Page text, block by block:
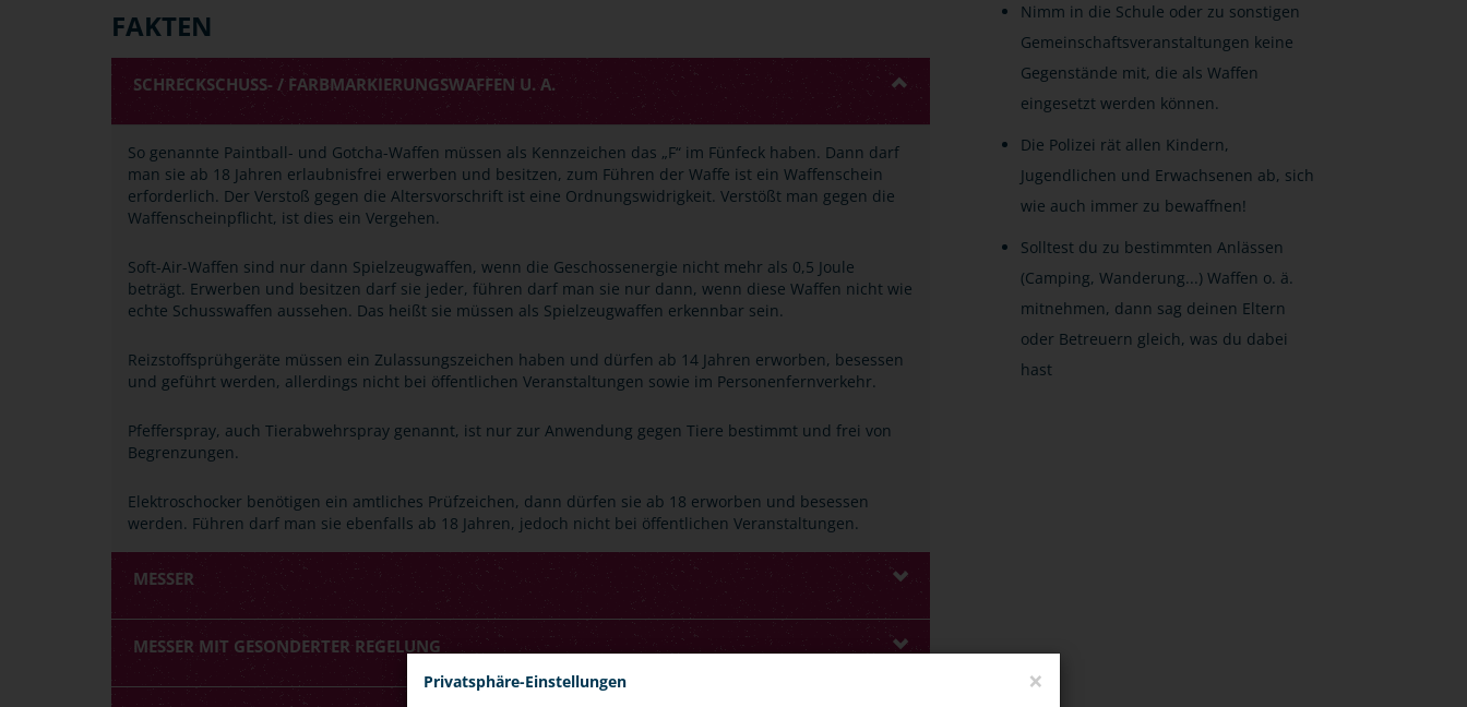
FAKTEN
SCHRECKSCHUSS- / FARBMARKIERUNGSWAFFEN U. A.
So genannte Paintball- und Gotcha-Waffen müssen als Kennzeichen das „F“ im Fünfeck haben. Dann darf
man sie ab 18 Jahren erlaubnisfrei erwerben und besitzen, zum Führen der Waffe ist ein Waffenschein
erforderlich. Der Verstoß gegen die Altersvorschrift ist eine Ordnungswidrigkeit. Verstößt man gegen die
Waffenscheinpflicht, ist dies ein Vergehen.
Soft-Air-Waffen sind nur dann Spielzeugwaffen, wenn die Geschossenergie nicht mehr als 0,5 Joule
beträgt. Erwerben und besitzen darf sie jeder, führen darf man sie nur dann, wenn diese Waffen nicht wie
echte Schusswaffen aussehen. Das heißt sie müssen als Spielzeugwaffen erkennbar sein.
Reizstoffsprühgeräte müssen ein Zulassungszeichen haben und dürfen ab 14 Jahren erworben, besessen
und geführt werden, allerdings nicht bei öffentlichen Veranstaltungen sowie im Personenfernverkehr.
Pfefferspray, auch Tierabwehrspray genannt, ist nur zur Anwendung gegen Tiere bestimmt und frei von
Begrenzungen.
Elektroschocker benötigen ein amtliches Prüfzeichen, dann dürfen sie ab 18 erworben und besessen
werden. Führen darf man sie ebenfalls ab 18 Jahren, jedoch nicht bei öffentlichen Veranstaltungen.
MESSER
MESSER MIT GESONDERTER REGELUNG
Nimm in die Schule oder zu sonstigen
Gemeinschaftsveranstaltungen keine
Gegenstände mit, die als Waffen
eingesetzt werden können.
Die Polizei rät allen Kindern,
Jugendlichen und Erwachsenen ab, sich
wie auch immer zu bewaffnen!
Solltest du zu bestimmten Anlässen
(Camping, Wanderung...) Waffen o. ä.
mitnehmen, dann sag deinen Eltern
oder Betreuern gleich, was du dabei
hast
Privatsphäre-Einstellungen ×